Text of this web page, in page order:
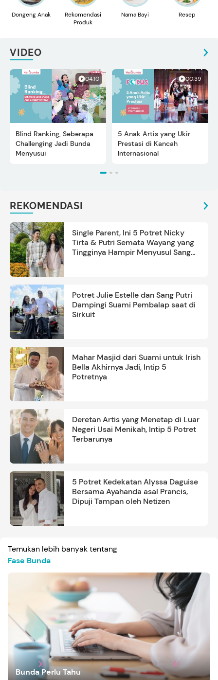
Dongeng Anak
Rekomendasi
Produk
Nama Bayi Resep
VIDEO
04:10
Blind Ranking, Seberapa
Challenging Jadi Bunda
Menyusui
00:39
5 Anak Artis yang Ukir
Prestasi di Kancah
Internasional
REKOMENDASI
Single Parent, Ini 5 Potret Nicky
Tirta & Putri Semata Wayang yang
Tingginya Hampir Menyusul Sang
Potret Julie Estelle dan Sang Putri
Dampingi Suami Pembalap saat di
Sirkuit
Mahar Masjid dari Suami untuk Irish
Bella Akhirnya Jadi, Intip 5
Potretnya
Deretan Artis yang Menetap di Luar
Negeri Usai Menikah, Intip 5 Potret
Terbarunya
5 Potret Kedekatan Alyssa Daguise
Bersama Ayahanda asal Prancis,
Dipuji Tampan oleh Netizen
Temukan lebih banyak tentang
Fase Bunda
Bunda Perlu Tahu